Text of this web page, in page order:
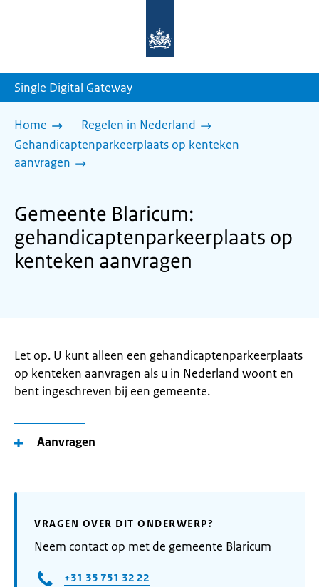
homepage
Single Digital Gateway
Home
Regelen in Nederland
Gehandicaptenparkeerplaats op kenteken
aanvragen
Gemeente Blaricum:
gehandicaptenparkeerplaats op
kenteken aanvragen
Let op. U kunt alleen een gehandicaptenparkeerplaats
op kenteken aanvragen als u in Nederland woont en
bent ingeschreven bij een gemeente.
Aanvragen
VRAGEN OVER DIT ONDERWERP?
Neem contact op met de gemeente Blaricum
+31 35 751 32 22